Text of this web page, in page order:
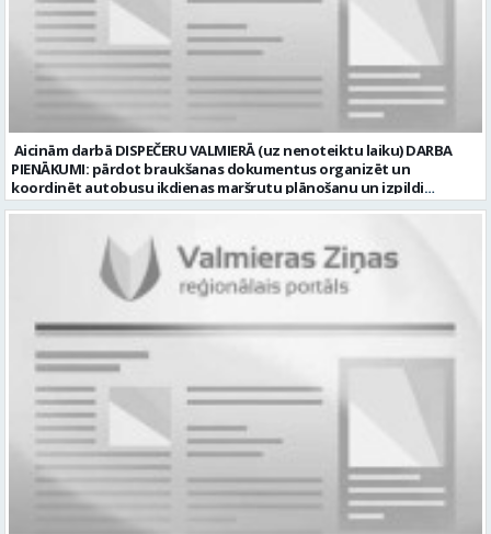
Normālais darba laiks Darba veids: Darbinieka amats uz nenoteiktu
laiku Slodze: Viena vesela slodze Darbības joma: Būvniecība /
Nekustamais īpašums Pieteikto vietu skaits: 1 Līgums: Darbinieka
amats uz nenoteiktu laiku Aktuāla līdz: 2026-08-20 Kontaktpersona:
CV lūdzam sūtīt uz e-pastu: vbrugis@inbox.lv
Aicinām darbā DISPEČERU VALMIERĀ (uz nenoteiktu laiku) DARBA
PIENĀKUMI: pārdot braukšanas dokumentus organizēt un
koordinēt autobusu ikdienas maršrutu plānošanu un izpildi
nodrošināt autobusu vadītāju dienas darba uzdevumu
profesionālā izglītība augsta atbildības sajūta, precizitāte un labas
komunikācijas spējas labas iemaņas darbā ar datoru un
elektronisko kases aparātu UZŅĒMUMS PIEDĀVĀ: darbu stabilā
uzņēmumā darba laiku: maiņu grafiks (1. dežūra no plkst. 05.20 līdz
plkst. 16.20 un 2.dežūra no plkst. 12.50-21.00) darba samaksu sākot no
1100 līdz 1250 EUR (pirms nodokļu nomaksas) pilnas sociālās
garantijas veselības apdrošināšanas iespējas dinamisku un
profesionālu darba vidi apmācību pirms darba pienākumu
uzsākšanas CV ar norādi vakancei „dispečers Valmierā” iesniegt līdz
2026. gada 21. augustam (ieskaitot): sūtot elektroniski uz info@vtu-
valmiera.lv personīgi SIA „VTU Valmiera”, Reģ.nr. 40003004220,
„Brandeļi”, Brandeļi, Kocēnu pagasts, Valmieras novads, personāla
daļā darba dienās no plkst. 13:00 līdz 16:00. 2 nedēļu laikā pēc
konkursa termiņa beigām sazināsimies ar pretendentiem, kuri tiks
aicināti uz tikšanos klātienē. Informācijai: 29231565 * Iesniegtos
personas datus SIA “VTU VALMIERA” izmantos, lai konkursa kārtībā